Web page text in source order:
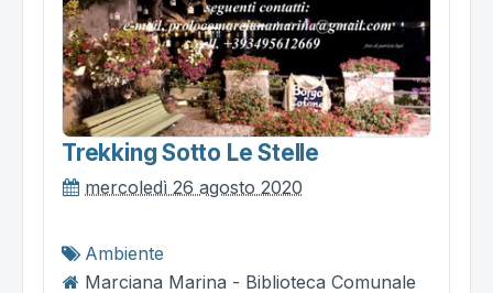
Trekking Sotto Le Stelle
mercoledì 26 agosto 2020
Ambiente
Marciana Marina - Biblioteca Comunale